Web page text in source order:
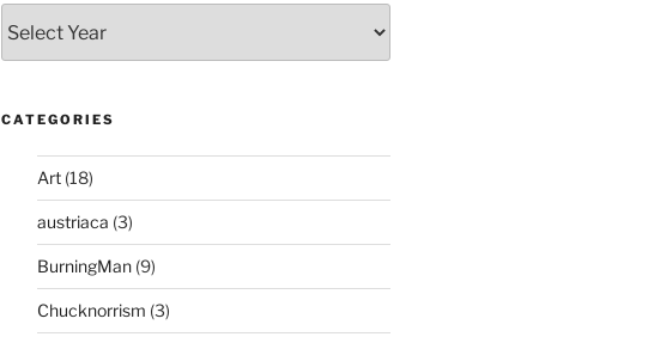
CATEGORIES
Art(18)
austriaca (3)
BurningMan(9)
Chucknorrism (3)